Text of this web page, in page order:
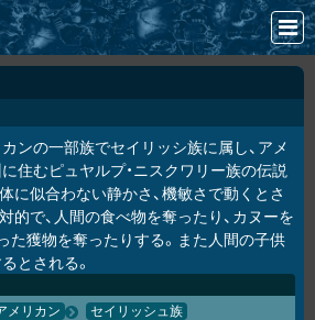
ンの一部族でセイリッシ族に属し、アメ
住むピュヤルプ・ニスクワリー族の伝説
に似合わない静かさ、機敏さで動くとさ
的で、人間の食べ物を奪ったり、カヌーを
た獲物を奪ったりする。また人間の子供
とされる。
メリカン セイリッシュ族